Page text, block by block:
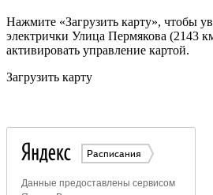
Нажмите «Загрузить карту», чтобы
электрички Улица Пермякова (2143
активировать управление картой.
Загрузить карту